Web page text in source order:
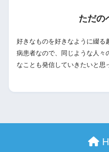
ただの
好きなものを好きなように綴る
病患者なので、同じような人々
なことも発信していきたいと思